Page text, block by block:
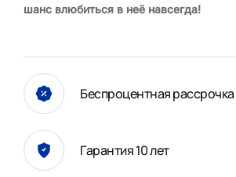
шанс влюбиться в неё навсегда!
Беспроцентная рассрочка
Гарантия 10 лет